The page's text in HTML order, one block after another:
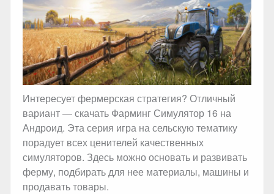
Интересует фермерская стратегия? Отличный
вариант — скачать Фарминг Симулятор 16 на
Андроид. Эта серия игра на сельскую тематику
порадует всех ценителей качественных
симуляторов. Здесь можно основать и развивать
ферму, подбирать для нее материалы, машины и
продавать товары.